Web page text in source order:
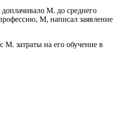
М. до среднего
М, написал заявление
М. затраты на его обучение в